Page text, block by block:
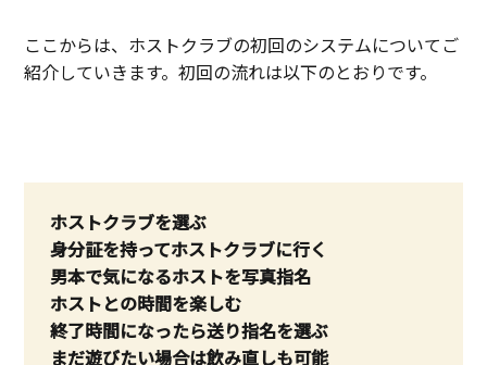
ここからは、ホストクラブの初回のシステムについてご
紹介していきます。初回の流れは以下のとおりです。
ホストクラブを選ぶ
身分証を持ってホストクラブに行く
男本で気になるホストを写真指名
ホストとの時間を楽しむ
終了時間になったら送り指名を選ぶ
まだ遊びたい場合は飲み直しも可能